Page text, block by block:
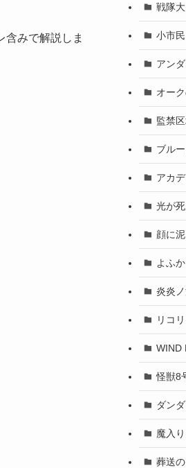
含みで解説しま
戦隊
小市
アン
オー
監禁
ブル
アカ
光が
顔に
よふ
炎炎
リコ
WIND
怪獣8
ダン
魔入
葬送